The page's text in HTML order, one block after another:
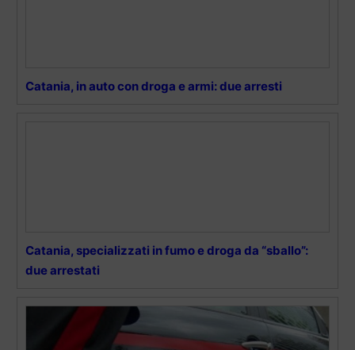
Catania, in auto con droga e armi: due arresti
Catania, specializzati in fumo e droga da “sballo”:
due arrestati